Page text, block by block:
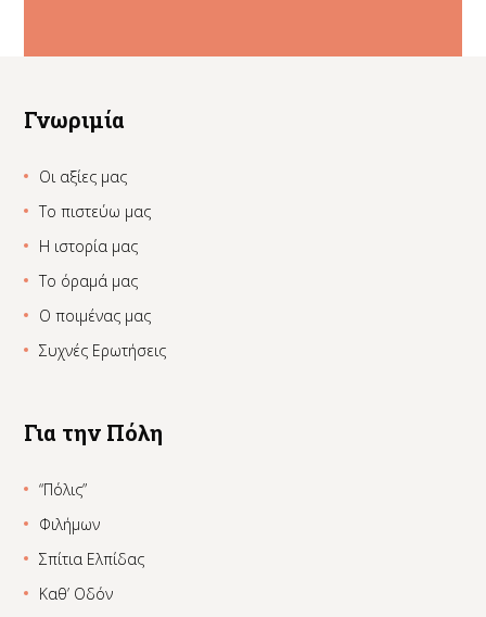
Γνωριμία
Οι αξίες μας
Το πιστεύω μας
Η ιστορία μας
Το όραμά μας
Ο ποιμένας μας
Συχνές Ερωτήσεις
Για την Πόλη
“Πόλις”
Φιλήμων
Σπίτια Ελπίδας
Καθ’ Οδόν